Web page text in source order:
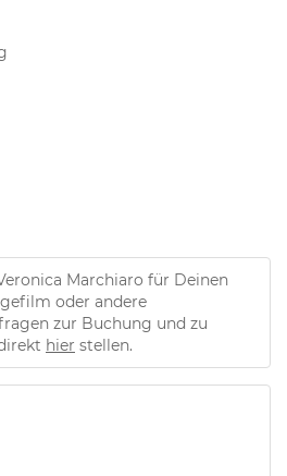
Marchiaro für Deinen
oder andere
zur Buchung und zu
hier stellen.